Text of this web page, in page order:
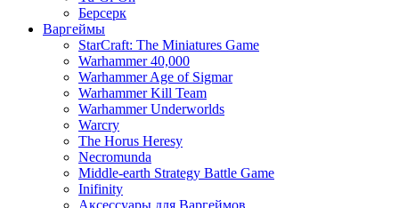
Берсерк
Варгеймы
StarCraft: The Miniatures Game
Warhammer 40,000
Warhammer Age of Sigmar
Warhammer Kill Team
Warhammer Underworlds
Warcry
The Horus Heresy
Necromunda
Middle-earth Strategy Battle Game
Inifinity
Аксессуары для Варгеймов